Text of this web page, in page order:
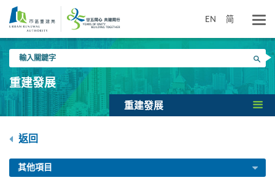
要
內
EN 简
入
關
鍵
搜尋
重建發展
重建發展
返回
其他項目